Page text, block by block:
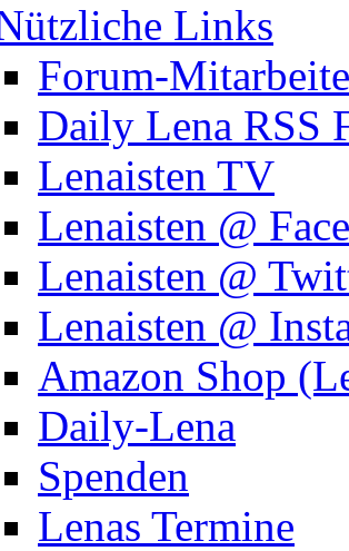
Links
Forum-
Daily Lena RSS
Lenaisten TV
Lenaisten @
Lenaisten @
Lenaisten @
Amazon Shop
Daily-Lena
Spenden
Lenas Termine